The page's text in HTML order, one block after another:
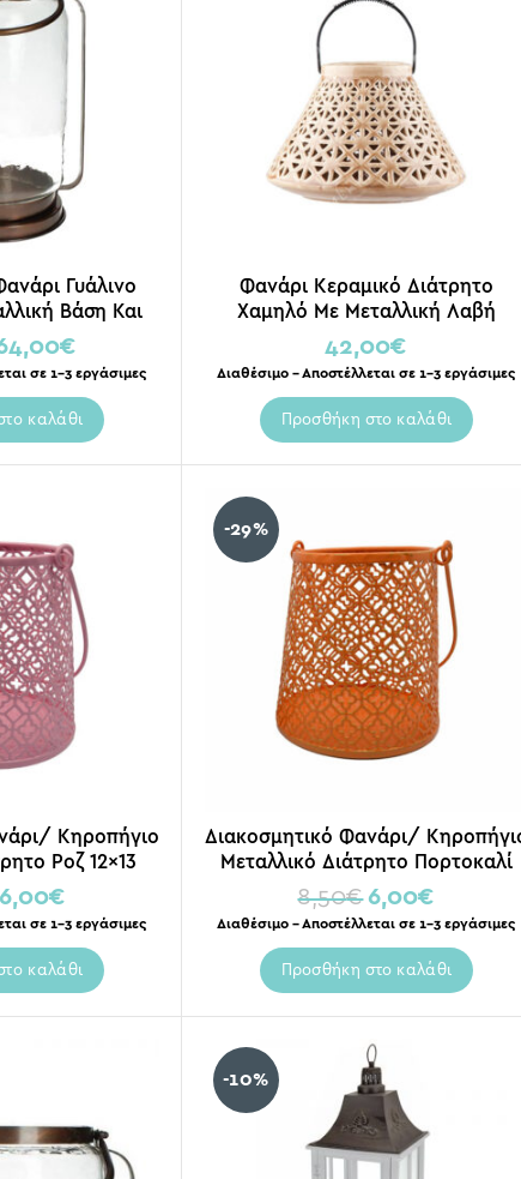
Γυάλινο
Βάση Και
Y36
€
σε 1-3 εργάσιμες
καλάθι
Φανάρι Κεραμικό Διάτρητο
Χαμηλό Με Μεταλλική Λαβή
Ιβουάρ 23×16
42,00€
Διαθέσιμο – Αποστέλλεται σε 1-3 εργάσιμες
Προσθήκη στο καλάθι
Κηροπήγιο
Ροζ 12×13
6,00€
σε 1-3 εργάσιμες
καλάθι
-29%
Διακοσμητικό Φανάρι/
Μεταλλικό Διάτρητο Πορτοκαλί
12×13
8,50€ 6,00€
Διαθέσιμο – Αποστέλλεται σε 1-3 εργάσιμες
Προσθήκη στο καλάθι
-10%